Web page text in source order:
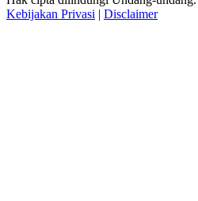
Kebijakan Privasi | Disclaimer